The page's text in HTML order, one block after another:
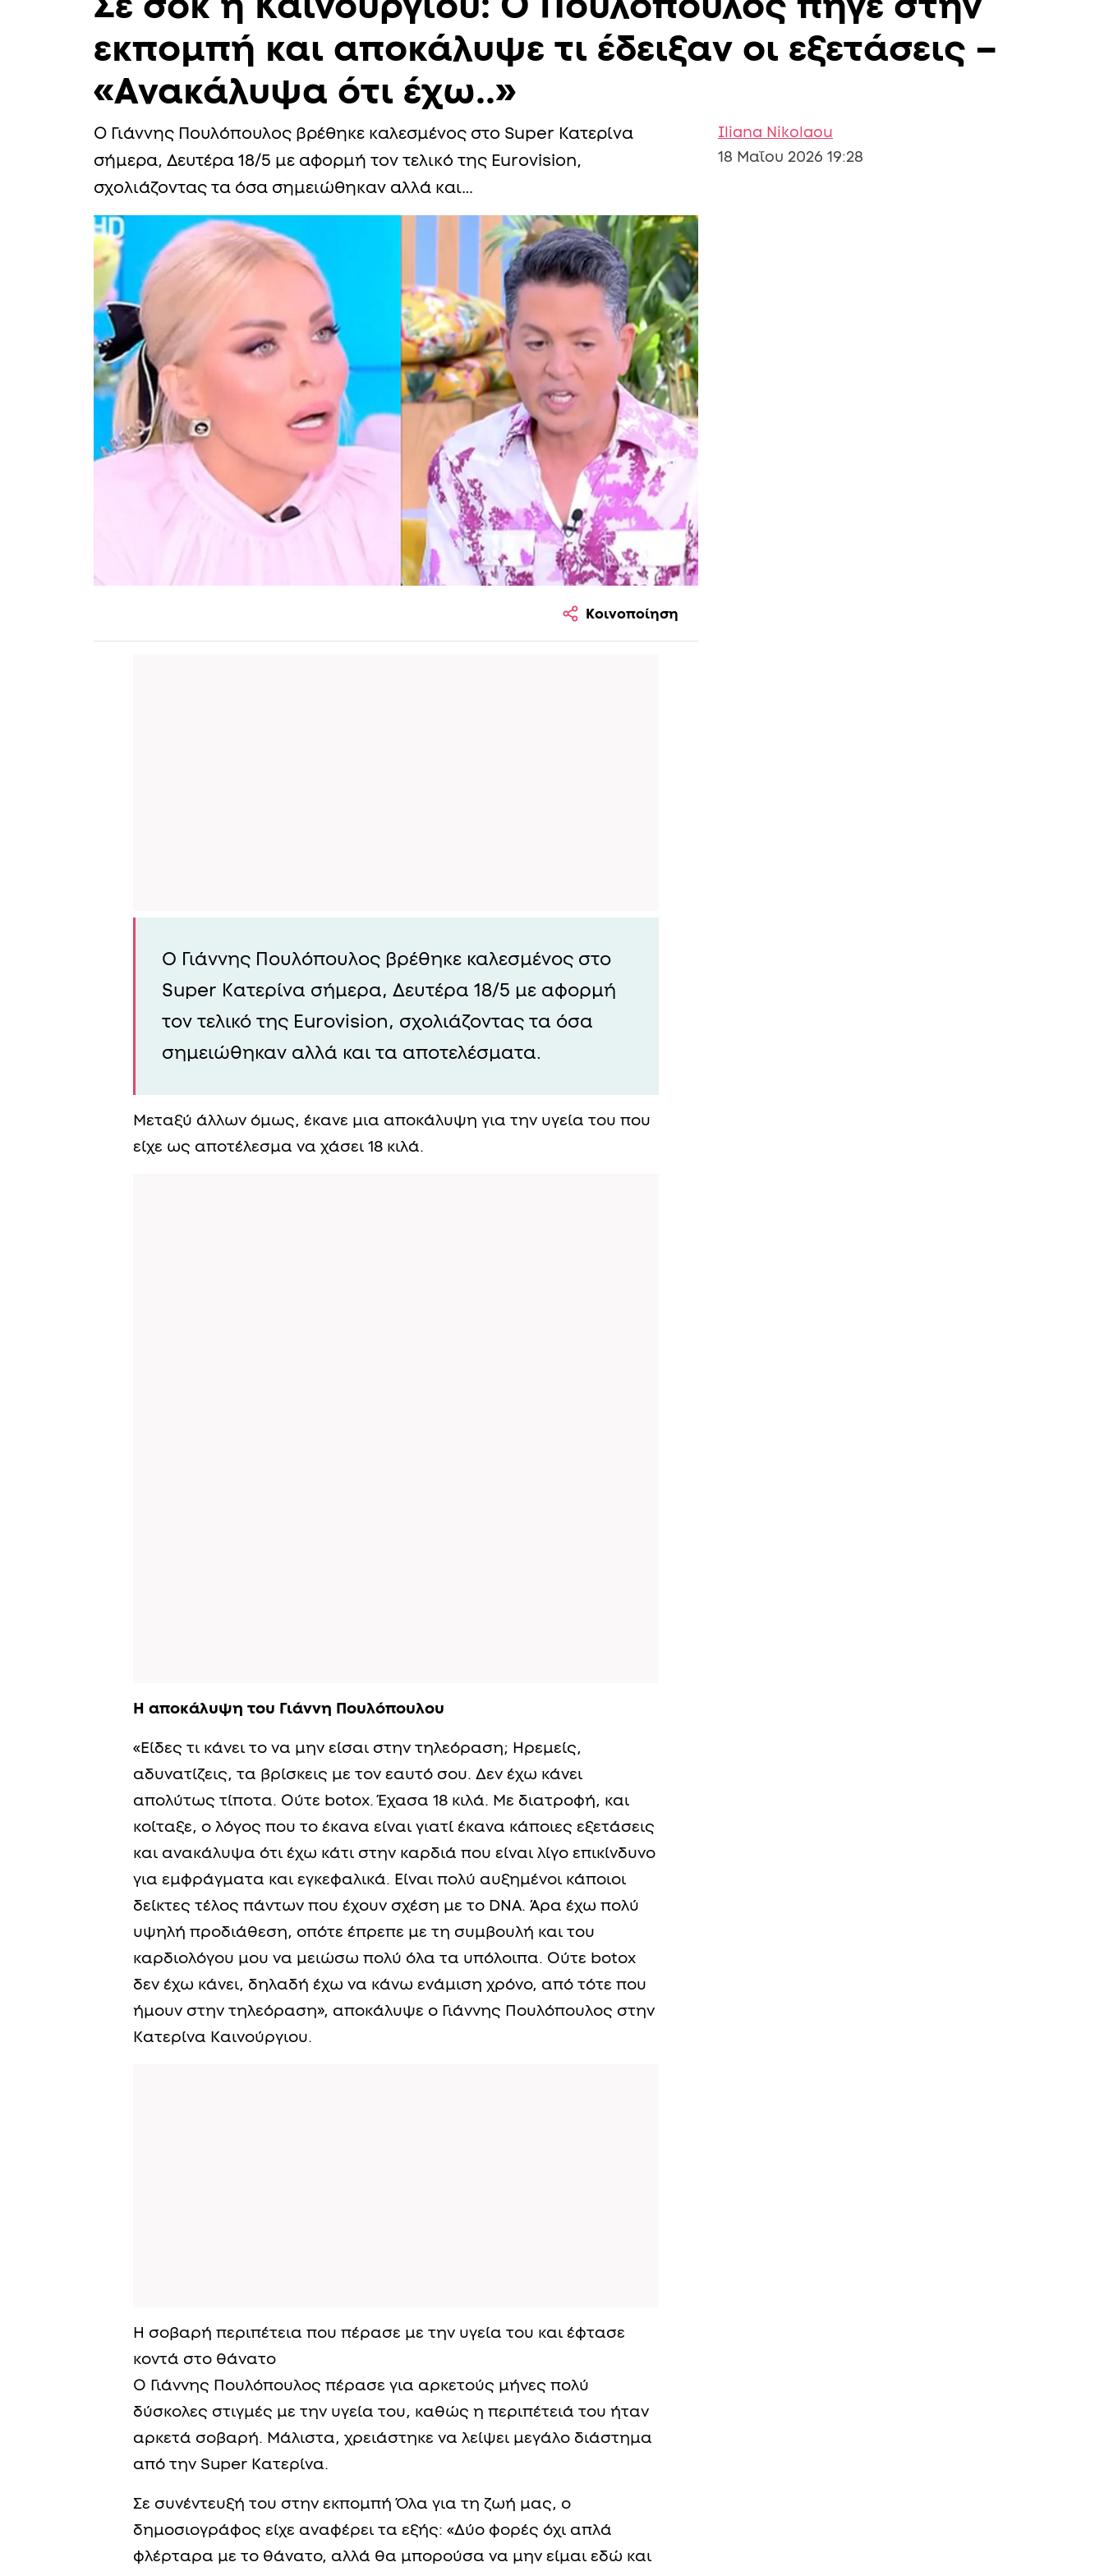
Σε σoκ η Καινούργιου: Ο Πουλόπουλος πήγε στην
εκπομπή και αποκάλυψε τι έδειξαν οι εξετάσεις –
«Ανακάλυψα ότι έχω..»
Ο Γιάννης Πουλόπουλος βρέθηκε καλεσμένος στο Super Κατερίνα
σήμερα, Δευτέρα 18/5 με αφορμή τον τελικό της Eurovision,
σχολιάζοντας τα όσα σημειώθηκαν αλλά και…
Iliana Nikolaou
18 Μαΐου 2026 19:28
Κοινοποίηση
Ο Γιάννης Πουλόπουλος βρέθηκε καλεσμένος στο
Super Κατερίνα σήμερα, Δευτέρα 18/5 με αφορμή
τον τελικό της Eurovision, σχολιάζοντας τα όσα
σημειώθηκαν αλλά και τα αποτελέσματα.
Μεταξύ άλλων όμως, έκανε μια αποκάλυψη για την υγεία του που
είχε ως αποτέλεσμα να χάσει 18 κιλά.
Η αποκάλυψη του Γιάννη Πουλόπουλου
«Είδες τι κάνει το να μην είσαι στην τηλεόραση; Ηρεμείς,
αδυνατίζεις, τα βρίσκεις με τον εαυτό σου. Δεν έχω κάνει
απολύτως τίποτα. Ούτε botox. Έχασα 18 κιλά. Με διατροφή, και
κοίταξε, ο λόγος που το έκανα είναι γιατί έκανα κάποιες εξετάσεις
και ανακάλυψα ότι έχω κάτι στην καρδιά που είναι λίγο επικίνδυνο
για εμφράγματα και εγκεφαλικά. Είναι πολύ αυξημένοι κάποιοι
δείκτες τέλος πάντων που έχουν σχέση με το DNA. Άρα έχω πολύ
υψηλή προδιάθεση, οπότε έπρεπε με τη συμβουλή και του
καρδιολόγου μου να μειώσω πολύ όλα τα υπόλοιπα. Ούτε botox
δεν έχω κάνει, δηλαδή έχω να κάνω ενάμιση χρόνο, από τότε που
ήμουν στην τηλεόραση», αποκάλυψε ο Γιάννης Πουλόπουλος στην
Κατερίνα Καινούργιου.
Η σοβαρή περιπέτεια που πέρασε με την υγεία του και έφτασε
κοντά στο θάνατο
Ο Γιάννης Πουλόπουλος πέρασε για αρκετούς μήνες πολύ
δύσκολες στιγμές με την υγεία του, καθώς η περιπέτειά του ήταν
αρκετά σοβαρή. Μάλιστα, χρειάστηκε να λείψει μεγάλο διάστημα
από την Super Κατερίνα.
Σε συνέντευξή του στην εκπομπή Όλα για τη ζωή μας, ο
δημοσιογράφος είχε αναφέρει τα εξής: «Δύο φορές όχι απλά
φλέρταρα με το θάνατο, αλλά θα μπορούσα να μην είμαι εδώ και